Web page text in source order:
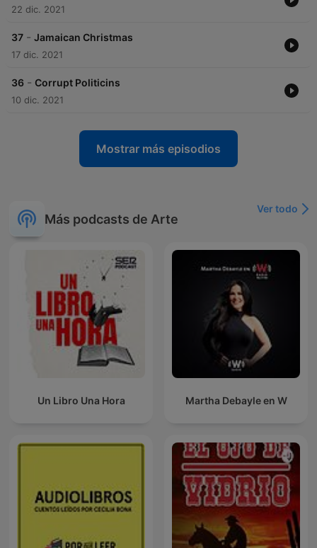
22 dic. 2021
37 - Jamaican Christmas
17 dic. 2021
36 - Corrupt Politicins
10 dic. 2021
Mostrar más episodios
Más podcasts de Arte
Ver todo
Un Libro Una Hora Martha Debayle en W